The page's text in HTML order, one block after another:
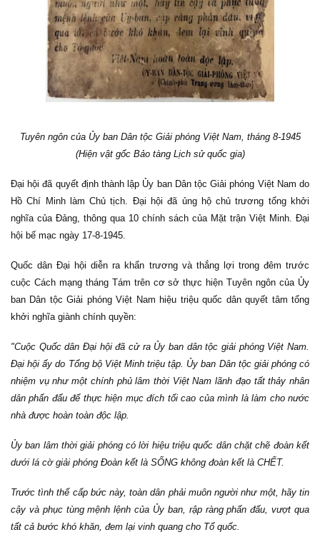
Tuyên ngôn của Ủy ban Dân tộc Giải phóng Việt Nam, tháng 8-1945
(Hiện vật gốc Bảo tàng Lịch sử quốc gia)
Đại hội đã quyết định thành lập Ủy ban Dân tộc Giải phóng Việt Nam do
Hồ Chí Minh làm Chủ tịch. Đại hội đã ủng hộ chủ trương tổng khởi
nghĩa của Đảng, thông qua 10 chính sách của Mặt trận Việt Minh. Đại
hội bế mạc ngày 17-8-1945.
Quốc dân Đại hội diễn ra khẩn trương và thắng lợi trong đêm trước
cuộc Cách mạng tháng Tám trên cơ sở thực hiện Tuyên ngôn của Ủy
ban Dân tộc Giải phóng Việt Nam hiệu triệu quốc dân quyết tâm tổng
khởi nghĩa giành chính quyền:
"Cuộc Quốc dân Đại hội đã cử ra Ủy ban dân tộc giải phóng Việt Nam.
Đại hội ấy do Tổng bộ Việt Minh triệu tập. Ủy ban Dân tộc giải phóng có
nhiệm vụ như một chính phủ lâm thời Việt Nam lãnh đạo tất thảy nhân
dân phấn đấu để thực hiện mục đích tối cao của mình là làm cho nước
nhà được hoàn toàn độc lập.
Ủy ban lâm thời giải phóng có lời hiệu triệu quốc dân chặt chẽ đoàn kết
dưới lá cờ giải phóng Đoàn kết là SỐNG không đoàn kết là CHẾT.
Trước tình thế cấp bức này, toàn dân phải muôn người như một, hãy tin
cậy và phục tùng mệnh lệnh của Ủy ban, rập ràng phấn đấu, vượt qua
tất cả bước khó khăn, đem lại vinh quang cho Tổ quốc.